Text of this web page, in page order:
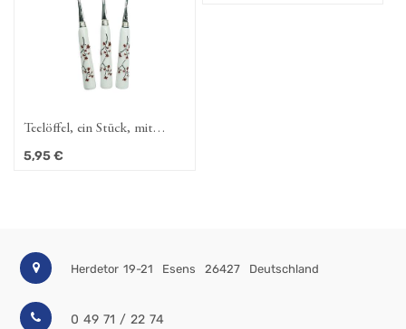
Teelöffel, ein Stück, mit
Porzellangriff "Cherry
5,95€
Herdetor 19-21 Esens 26427 Deutschland
0 49 71 / 22 74